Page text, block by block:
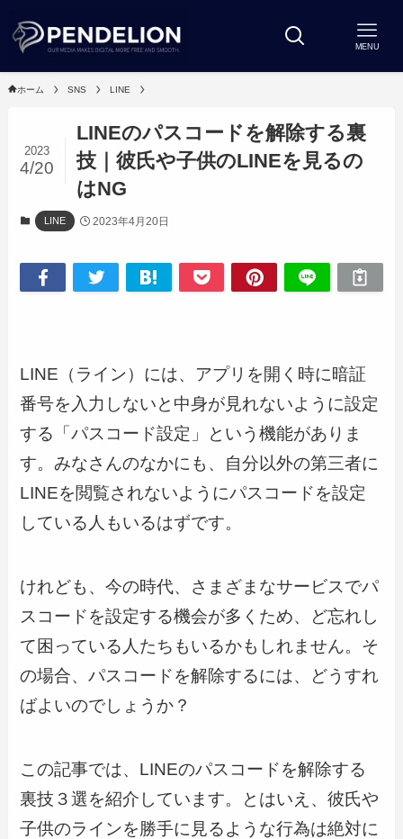
MENU
ホーム SNS LINE
LINEのパスコードを解除する裏
技｜彼氏や子供のLINEを見るの
はNG
2023
4/20
LINE 2023年4月20日
LINE（ライン）には、アプリを開く時に暗証
番号を入力しないと中身が見れないように設定
する「パスコード設定」という機能がありま
す。みなさんのなかにも、自分以外の第三者に
LINEを閲覧されないようにパスコードを設定
している人もいるはずです。
けれども、今の時代、さまざまなサービスでパ
スコードを設定する機会が多くため、ど忘れし
て困っている人たちもいるかもしれません。そ
の場合、パスコードを解除するには、どうすれ
ばよいのでしょうか？
この記事では、LINEのパスコードを解除する
裏技３選を紹介しています。とはいえ、彼氏や
子供のラインを勝手に見るような行為は絶対に